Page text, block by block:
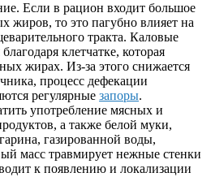
Если в рацион входит большое
жиров, то это пагубно влияет на
тракта. Каловые
клетчатке, которая
жирах. Из-за этого снижается
процесс дефекации
регулярные запоры.
употребление мясных и
а также белой муки,
газированной воды,
масс травмирует нежные стенки
к появлению и локализации